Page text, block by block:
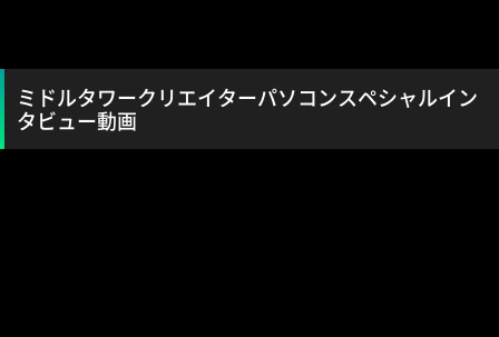
ミドルタワークリエイターパソコンスペシャルイン
タビュー動画